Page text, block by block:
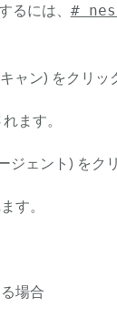
るには、 #
ャン) をクリッ
ます。
ジェント) をク
す。
場合